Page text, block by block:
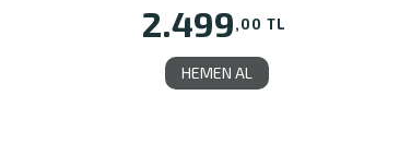
2.499,00 TL
HEMEN AL